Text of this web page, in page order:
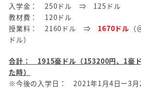
入学金： 250ドル ⇒ 125ドル
教材費： 120ドル
授業料： 2160ドル ⇒ 1670ドル
ドル）
合計： 1915豪ドル（153200円、1豪
た時）
※今後の入学日： 2021年1月4日ー3月